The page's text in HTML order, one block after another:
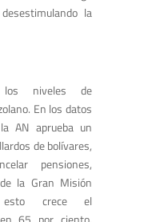
la
los niveles de
En los datos
AN aprueba un
de bolívares,
pensiones,
la Gran Misión
esto crece el